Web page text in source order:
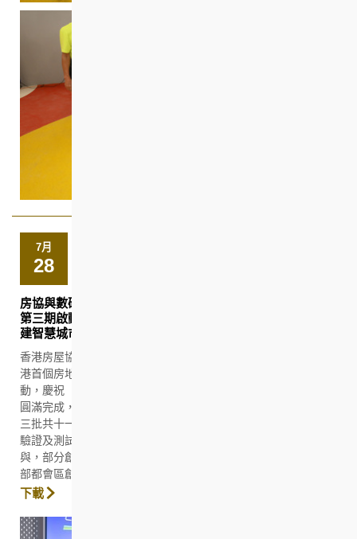
7月
28
房協與數碼港「房地產科技概念驗證計劃」 第二期成果展暨
第三期啟動禮 人工智能優化建築及物業管理 驅動北都構
建智慧城市
香港房屋協會（房協）與數碼港今日(7月28日)在其合作成立的全
港首個房地產科技共享工作室 Smart-Space PropTech舉行活
動，慶祝「房地產科技概念驗證計劃」（概念驗證計劃）第二期
圓滿完成，並展示十四間初創企業過去十八個月的研發成果。第
三批共十一間初創企業亦正式進駐共享工作室，展開新一輪概念
驗證及測試工作。計劃自推出以來，已有約四十間初創企業參
與，部分創新方案更已陸續落地應用，推動房地產科技發展及北
部都會區創科生態圈建設。
下載